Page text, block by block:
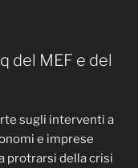
del MEF e del
sugli interventi a
e imprese
protrarsi della crisi